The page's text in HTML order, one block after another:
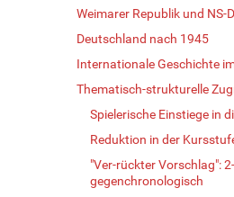
Weimarer Republik und NS-
Deutschland nach 1945
Internationale Geschichte
Thematisch-strukturelle
Spielerische Einstiege in
Reduktion in der
"Ver-rückter Vorschlag":
gegenchronologisch